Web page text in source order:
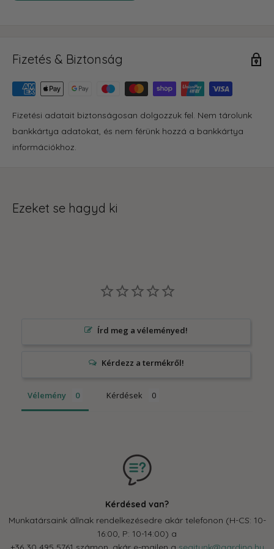
Fizetés & Biztonság
Fizetési adatait biztonságosan dolgozzuk fel. Nem tárolunk
bankkártya adatokat, és nem férünk hozzá a bankkártya
információkhoz.
Ezeket se hagyd ki
Írd meg a véleményed!
Vélemény Kérdések
Kérdésed van?
Munkatársaink állnak rendelkezésedre akár telefonon (H-CS: 10-
16:00, P: 10-14:00) a